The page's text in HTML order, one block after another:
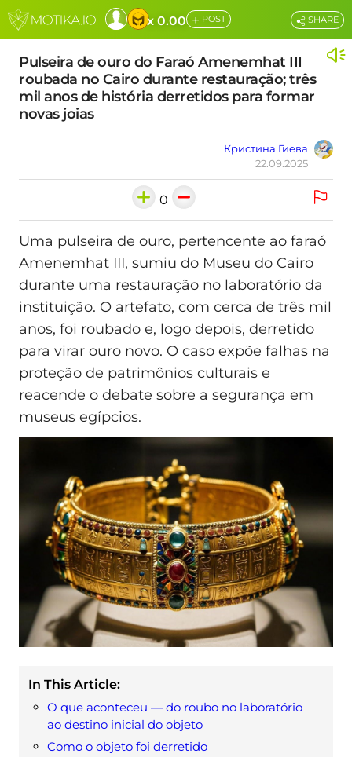
x 0.00 + POST
Pulseira de ouro do Faraó Amenemhat III
roubada no Cairo durante restauração; três
mil anos de história derretidos para formar
novas joias
Кристина Гиева
22.09.2025
SHARE
0
Uma pulseira de ouro, pertencente ao faraó
Amenemhat III, sumiu do Museu do Cairo
durante uma restauração no laboratório da
instituição. O artefato, com cerca de três mil
anos, foi roubado e, logo depois, derretido
para virar ouro novo. O caso expõe falhas na
proteção de patrimônios culturais e
reacende o debate sobre a segurança em
museus egípcios.
In This Article:
O que aconteceu — do roubo no laboratório
ao destino inicial do objeto
Como o objeto foi derretido